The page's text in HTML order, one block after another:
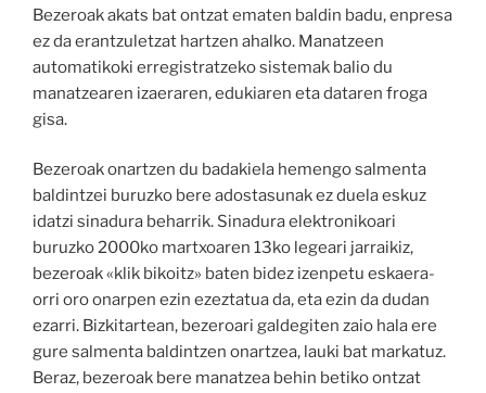
Bezeroak akats bat ontzat ematen baldin badu, enpresa
ez da erantzuletzat hartzen ahalko. Manatzeen
automatikoki erregistratzeko sistemak balio du
manatzearen izaeraren, edukiaren eta dataren froga
gisa.
Bezeroak onartzen du badakiela hemengo salmenta
baldintzei buruzko bere adostasunak ez duela eskuz
idatzi sinadura beharrik. Sinadura elektronikoari
buruzko 2000ko martxoaren 13ko legeari jarraikiz,
bezeroak «klik bikoitz» baten bidez izenpetu eskaera-
orri oro onarpen ezin ezeztatua da, eta ezin da dudan
ezarri. Bizkitartean, bezeroari galdegiten zaio hala ere
gure salmenta baldintzen onartzea, lauki bat markatuz.
Beraz, bezeroak bere manatzea behin betiko ontzat